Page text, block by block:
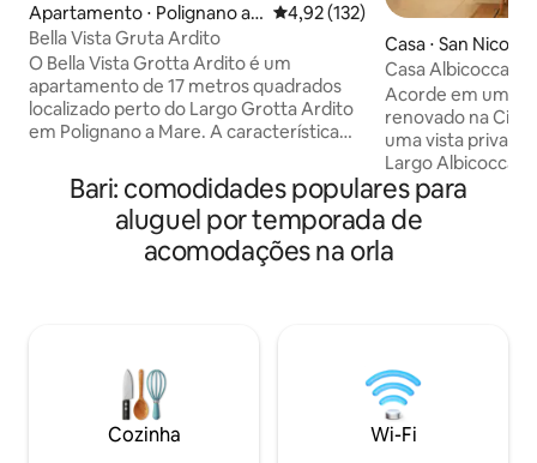
Apartamento ⋅ Polignano a
Mare
4,92 de uma avaliação média de
4,92 (132)
Bella Vista Gruta Ardito
O Bella Vista Grotta Ardito é um
apartamento de 17 metros quadrados
localizado perto do Largo Grotta Ardito
em Polignano a Mare. A característica
uso exclusivo, cujo acesso se faz através
de uma escada compartilhada com um
Lounge Bar localizado ao lado do
apartamento. Daqui, você desfrutará da
melhor vista diretamente para o mar e
pessoal e secador de cabelo.
Casa ⋅ San Nicola
Casa Albicocca -
velha.
Acorde em um
renovado na
uma vista
Largo Albicocca,
românticas de
de mulheres
orecchiette
Adriático, dos
check-in
dias por semana.
como um
Bari: comodidades populares para
aluguel por temporada de
acomodações na orla
Cozinha Wi-Fi